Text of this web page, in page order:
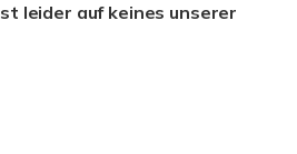
leider auf keines unserer